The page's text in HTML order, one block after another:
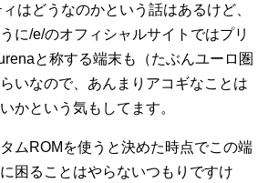
はどうなのかという話はあるけど、
に/e/のオフィシャルサイトではプリ
と称する端末も（たぶんユーロ圏
いなので、あんまりアコギなことは
かという気もしてます。
ムROMを使うと決めた時点でこの端
困ることはやらないつもりですけ